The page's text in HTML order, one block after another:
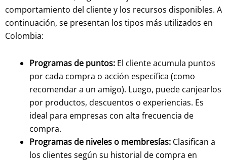
comportamiento del cliente y los recursos disponibles. A
continuación, se presentan los tipos más utilizados en
Colombia:
Programas de puntos: El cliente acumula puntos
por cada compra o acción específica (como
recomendar a un amigo). Luego, puede canjearlos
por productos, descuentos o experiencias. Es
ideal para empresas con alta frecuencia de
compra.
Programas de niveles o membresías: Clasifican a
los clientes según su historial de compra en